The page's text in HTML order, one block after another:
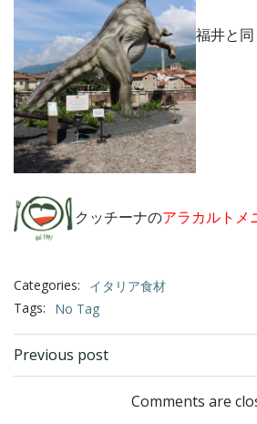
福井と同
クッチーナのアラカルトメ
Categories:
イタリア食材
Tags:
No Tag
Post
navigation
Previous post
Comments are